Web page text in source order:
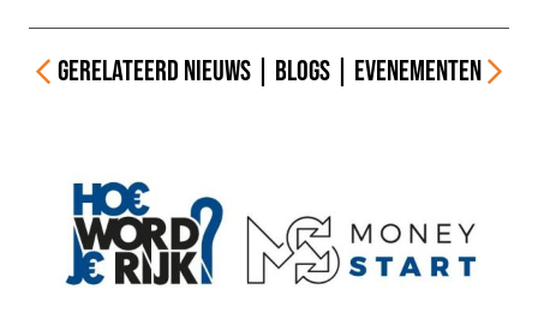
GERELATEERD NIEUWS| BLOGS| EVENEMENTEN